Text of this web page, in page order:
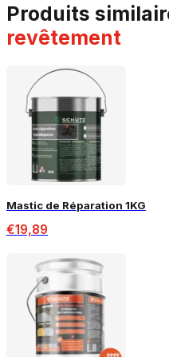
produits
revêtement
Mastic de Réparation 1KG
€19,89